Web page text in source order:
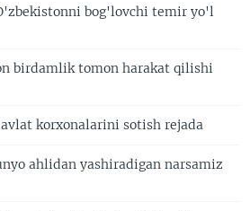
bog'lovchi temir yo'l
birdamlik tomon harakat qilishi
korxonalarini sotish rejada
ahlidan yashiradigan narsamiz